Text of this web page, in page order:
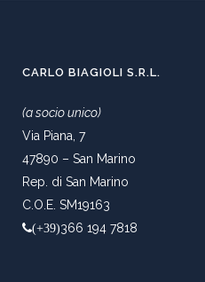
CARLO BIAGIOLI S.R.L.
(a socio unico)
Via Piana, 7
47890 – San Marino
Rep. di San Marino
C.O.E. SM19163
(+39)366 194 7818